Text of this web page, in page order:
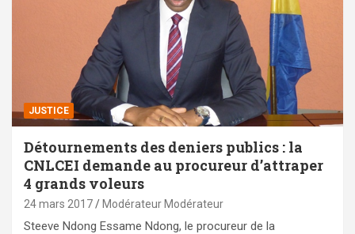
JUSTICE
Détournements des deniers publics : la
CNLCEI demande au procureur d’attraper
4 grands voleurs
24 mars 2017 Modérateur Modérateur
Steeve Ndong Essame Ndong, le procureur de la